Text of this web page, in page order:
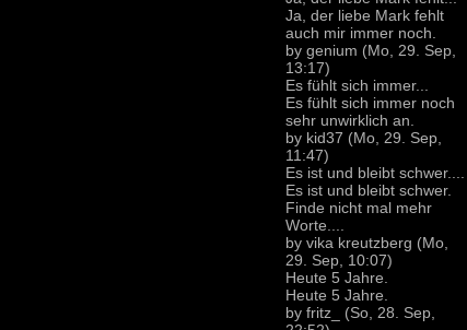
Ja, der liebe Mark fehlt
auch mir immer noch.
by genium (Mo, 29. Sep,
13:17)
Es fühlt sich immer...
Es fühlt sich immer noch
sehr unwirklich an.
by kid37 (Mo, 29. Sep,
11:47)
Es ist und bleibt schwer....
Es ist und bleibt schwer.
Finde nicht mal mehr
Worte....
by vika kreutzberg (Mo,
29. Sep, 10:07)
Heute 5 Jahre.
Heute 5 Jahre.
by fritz_ (So, 28. Sep,